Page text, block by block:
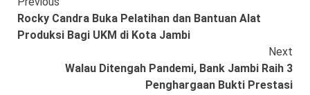
Reading
Rocky Candra Buka Pelatihan dan Bantuan Alat
Produksi Bagi UKM di Kota Jambi
Next
Walau Ditengah Pandemi, Bank Jambi Raih 3
Penghargaan Bukti Prestasi